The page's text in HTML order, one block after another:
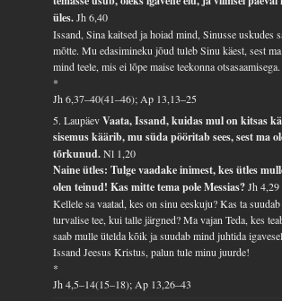
üles.Jh 6,40
Issand, Sina kaitsed ja hoiad mind, Sinusse uskudes
mõtte. Mu edasimineku jõud tuleb Sinu käest, sest
mind teele, mis ei lõpe maise teekonna otsasaamisega.
*
Jh 6,37–40(41–46); Ap 13,13–25
5. LaupäevVaata, Issand, kuidas mul on kitsas
sisemus käärib, mu süda pööritab sees, sest ma
tõrkunud.Nl 1,20
Naine ütles: Tulge vaadake inimest, kes ütles
olen teinud! Kas mitte tema pole Messias?Jh 4,29
Kellele sa vaatad, kes on sinu eeskuju? Kas ta
turvalise tee, kui talle järgned? Ma vajan Teda, kes
saab mulle ütelda kõik ja suudab mind juhtida
Issand Jeesus Kristus, palun tule minu juurde!
*
Jh 4,5–14(15–18); Ap 13,26–43